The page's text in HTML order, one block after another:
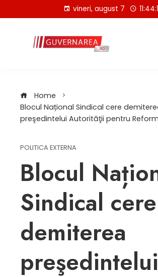
to
vineri, august 7
Home
Blocul Național Sindical cere
preşedintelui Autorităţii pentru
POLITICA EXTERNA
Blocul
Sindical cere
demiterea
preşedintelui